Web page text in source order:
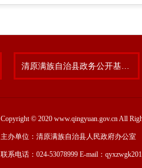
Copyright © 2020 www.qingyuan.gov.cn All
主办单位：清原满族自治县人民政府办公室
联系电话：024-53078999 E-mail：